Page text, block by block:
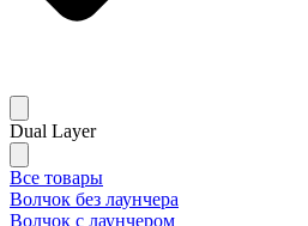
Dual Layer
Все товары
Волчок без лаунчера
Волчок с лаунчером